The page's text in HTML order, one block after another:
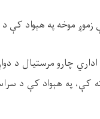
زموږ موخه په هېواد
چارو مرستیال د
په هېواد کې د